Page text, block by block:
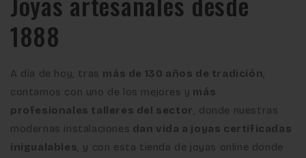
1888
A día de hoy, tras más de 130 años de tradición,
contamos con uno de los mejores y más
profesionales talleres del sector, donde nuestras
modernas instalaciones dan vida a joyas certificadas
inigualables, y con esta tienda de joyas online donde